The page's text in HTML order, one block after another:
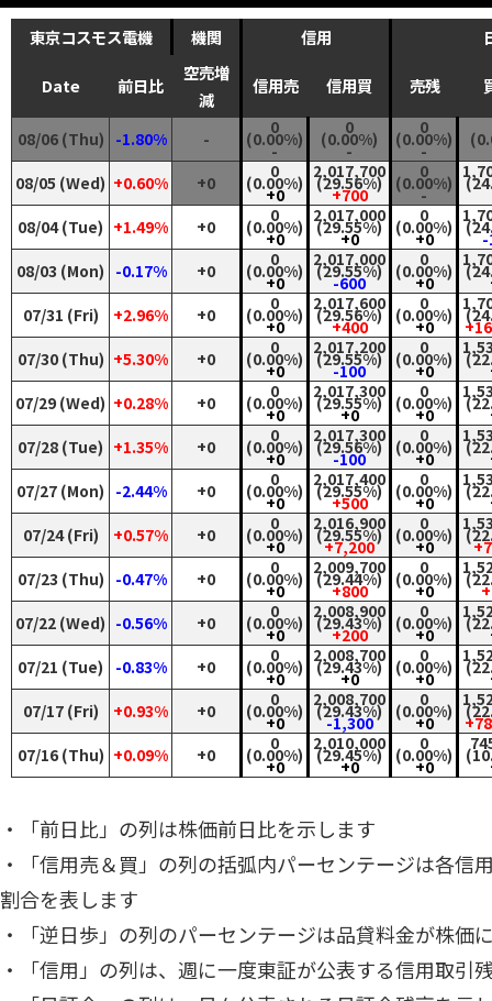
東京コスモス電機 機関 信用
Date 前日比
空売増
減
信用売 信用買 売残
08/06 (Thu) -1.80% -
0
(0.00%)
-
0
(0.00%)
-
0
(0.00%)
-
08/05 (Wed) +0.60% +0
0
(0.00%)
+0
2,017,700
(29.56%)
+700
0
(0.00%)
-
08/04 (Tue) +1.49% +0
0
(0.00%)
+0
2,017,000
(29.55%)
+0
0
(0.00%)
+0
-
08/03 (Mon) -0.17% +0
0
(0.00%)
+0
2,017,000
(29.55%)
-600
0
(0.00%)
+0
07/31 (Fri)
+2.96% +0
0
(0.00%)
+0
2,017,600
(29.56%)
+400
0
(0.00%)
+0
07/30 (Thu) +5.30% +0
0
(0.00%)
+0
2,017,200
(29.55%)
-100
0
(0.00%)
+0
07/29 (Wed) +0.28% +0
0
(0.00%)
+0
2,017,300
(29.55%)
+0
0
(0.00%)
+0
07/28 (Tue) +1.35% +0
0
(0.00%)
+0
2,017,300
(29.56%)
-100
0
(0.00%)
+0
07/27 (Mon) -2.44% +0
0
(0.00%)
+0
2,017,400
(29.55%)
+500
0
(0.00%)
+0
07/24 (Fri)
+0.57% +0
0
(0.00%)
+0
2,016,900
(29.55%)
+7,200
0
(0.00%)
+0
07/23 (Thu) -0.47% +0
0
(0.00%)
+0
2,009,700
(29.44%)
+800
0
(0.00%)
+0
07/22 (Wed) -0.56% +0
0
(0.00%)
+0
2,008,900
(29.43%)
+200
0
(0.00%)
+0
07/21 (Tue)
-0.83% +0
0
(0.00%)
+0
2,008,700
(29.43%)
+0
0
(0.00%)
+0
07/17 (Fri)
+0.93% +0
0
(0.00%)
+0
2,008,700
(29.43%)
-1,300
0
(0.00%)
+0
07/16 (Thu) +0.09% +0
0
(0.00%)
+0
2,010,000
(29.45%)
+0
0
(0.00%)
+0
・「前日比」の列は株価前日比を示します
・「信用売＆買」の列の括弧内パーセンテージは各信
割合を表します
・「逆日歩」の列のパーセンテージは品貸料金が株価
・「信用」の列は、週に一度東証が公表する信用取引